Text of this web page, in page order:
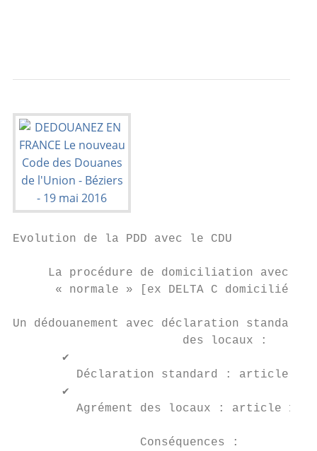
Evolution de la PDD avec le CDU
La procédure de domiciliation avec
« normale » [ex DELTA C domicilié ]
Un dédouanement avec déclaration standard
                        des locaux :
       ✔
Déclaration standard : article
       ✔
Agrément des locaux : article 139
                  Conséquences :